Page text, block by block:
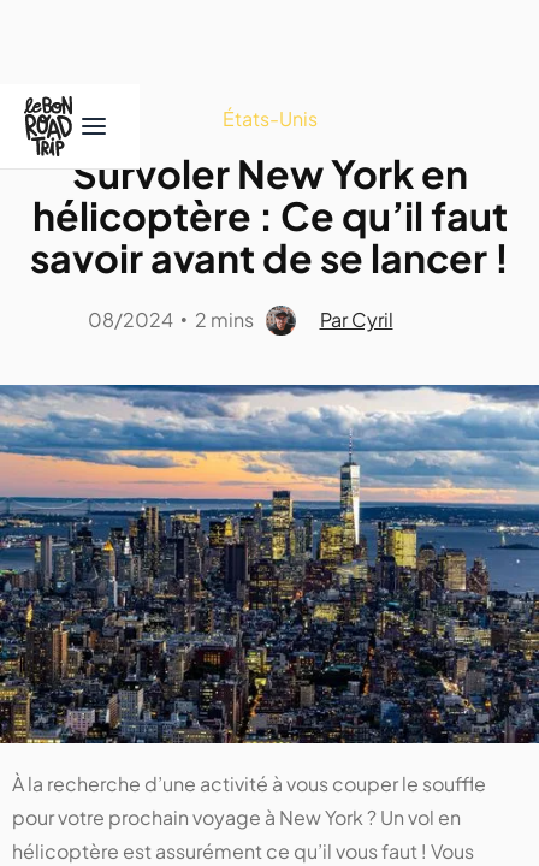
États-Unis
Survoler New York en
hélicoptère : Ce qu’il faut
savoir avant de se lancer !
08/2024 • 2 mins Par Cyril
À la recherche d’une activité à vous couper le souffle
pour votre prochain voyage à New York ? Un vol en
hélicoptère est assurément ce qu’il vous faut ! Vous